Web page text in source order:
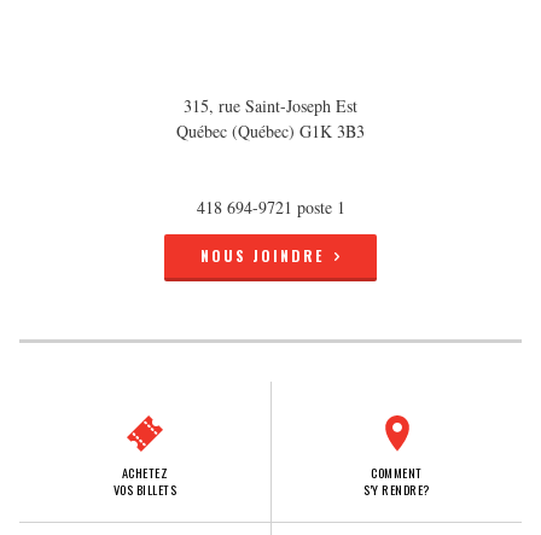
315, rue Saint-Joseph Est
Québec (Québec) G1K 3B3
418 694-9721 poste 1
NOUS JOINDRE
ACHETEZ
VOS BILLETS
COMMENT
S'Y RENDRE?